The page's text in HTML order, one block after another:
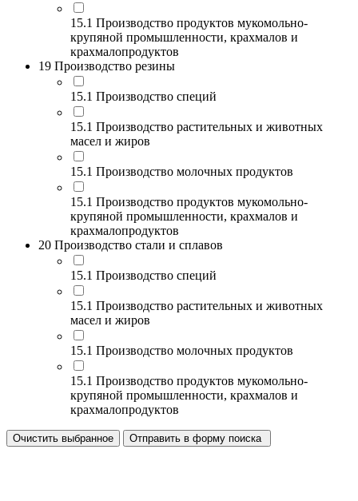
15.1 Производство продуктов мукомольно-
крупяной промышленности, крахмалов и
крахмалопродуктов
19 Производство резины
15.1 Производство специй
15.1 Производство растительных и животных
масел и жиров
15.1 Производство молочных продуктов
15.1 Производство продуктов мукомольно-
крупяной промышленности, крахмалов и
крахмалопродуктов
20 Производство стали и сплавов
15.1 Производство специй
15.1 Производство растительных и животных
масел и жиров
15.1 Производство молочных продуктов
15.1 Производство продуктов мукомольно-
крупяной промышленности, крахмалов и
крахмалопродуктов